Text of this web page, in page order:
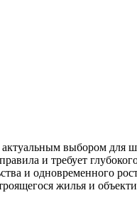
актуальным выбором
и требует
и одновременного
жилья и